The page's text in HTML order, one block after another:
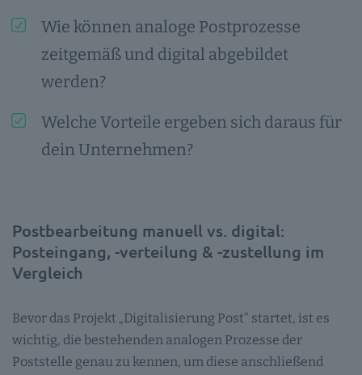
Wie können analoge Postprozesse
zeitgemäß und digital abgebildet
werden?
Welche Vorteile ergeben sich daraus für
dein Unternehmen?
Postbearbeitung manuell vs. digital:
Posteingang, -verteilung & -zustellung im
Vergleich
Bevor das Projekt „Digitalisierung Post“ startet, ist es
wichtig, die bestehenden analogen Prozesse der
Poststelle genau zu kennen, um diese anschließend